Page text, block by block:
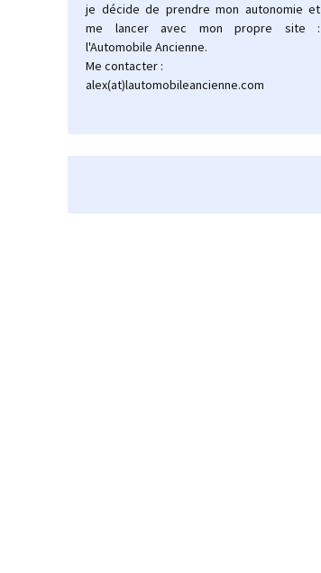
je décide de prendre mon autonomie et
me lancer avec mon propre site :
l'Automobile Ancienne.
Me contacter :
alex(at)lautomobileancienne.com